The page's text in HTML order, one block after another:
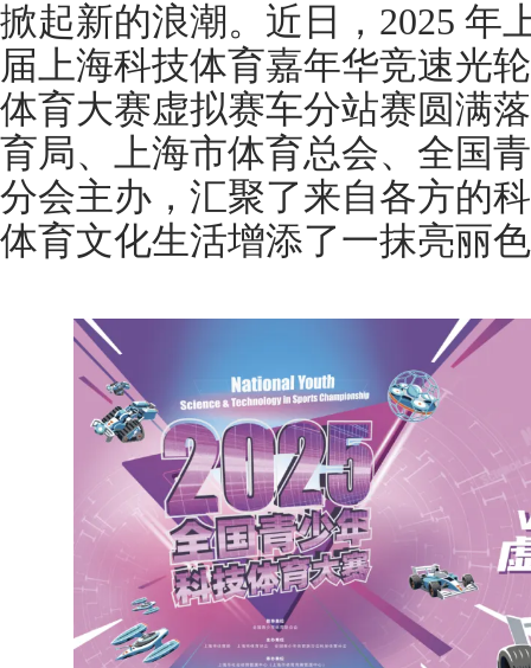
掀起新的浪潮。近日，2025 年
届上海科技体育嘉年华竞速光
体育大赛虚拟赛车分站赛圆满
育局、上海市体育总会、全国
分会主办，汇聚了来自各方的
体育文化生活增添了一抹亮丽